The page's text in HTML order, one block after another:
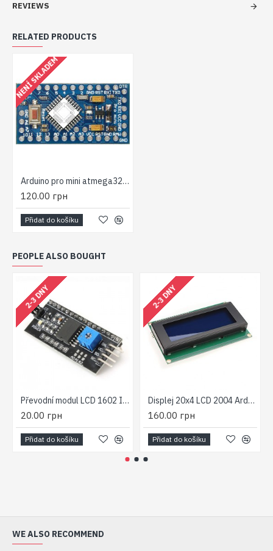
REVIEWS
RELATED PRODUCTS
NENÍ SKLADEM
Arduino pro mini atmega328/168 5v 16MHz
120.00 грн
Přidat do košíku
PEOPLE ALSO BOUGHT
2-3 DNY
Převodní modul LCD 1602 IIC/I2C
20.00 грн
Přidat do košíku
2-3 DNY
Displej 20x4 LCD 2004 Arduino
160.00 грн
Přidat do košíku
WE ALSO RECOMMEND